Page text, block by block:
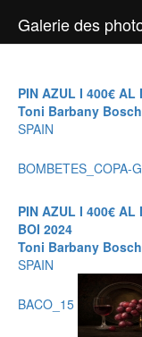
Galerie des
PIN AZUL I 400€ AL
Toni Barbany Bosch
SPAIN
BOMBETES_COPA-
PIN AZUL I 400€ AL
BOI 2024
Toni Barbany Bosch
SPAIN
BACO_15